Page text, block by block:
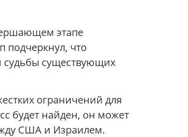
этапе
что
судьбы существующих
ограничений для
будет найден, он может
США и Израилем.